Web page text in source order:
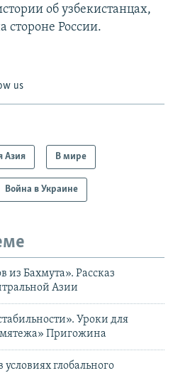
об узбекистанцах,
стороне России.
us
Азия В мире
Война в Украине
из Бахмута». Рассказ
Азии
Уроки для
Пригожина
глобального